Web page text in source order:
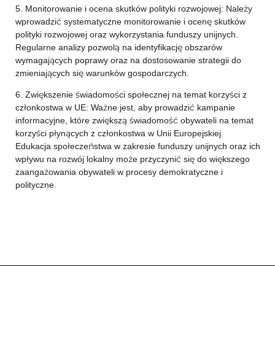
5. Monitorowanie i ocena skutków polityki rozwojowej: Należy
wprowadzić systematyczne monitorowanie i ocenę skutków
polityki rozwojowej oraz wykorzystania funduszy unijnych.
Regularne analizy pozwolą na identyfikację obszarów
wymagających poprawy oraz na dostosowanie strategii do
zmieniających się warunków gospodarczych.
6. Zwiększenie świadomości społecznej na temat korzyści z
członkostwa w UE: Ważne jest, aby prowadzić kampanie
informacyjne, które zwiększą świadomość obywateli na temat
korzyści płynących z członkostwa w Unii Europejskiej.
Edukacja społeczeństwa w zakresie funduszy unijnych oraz ich
wpływu na rozwój lokalny może przyczynić się do większego
zaangażowania obywateli w procesy demokratyczne i
polityczne.